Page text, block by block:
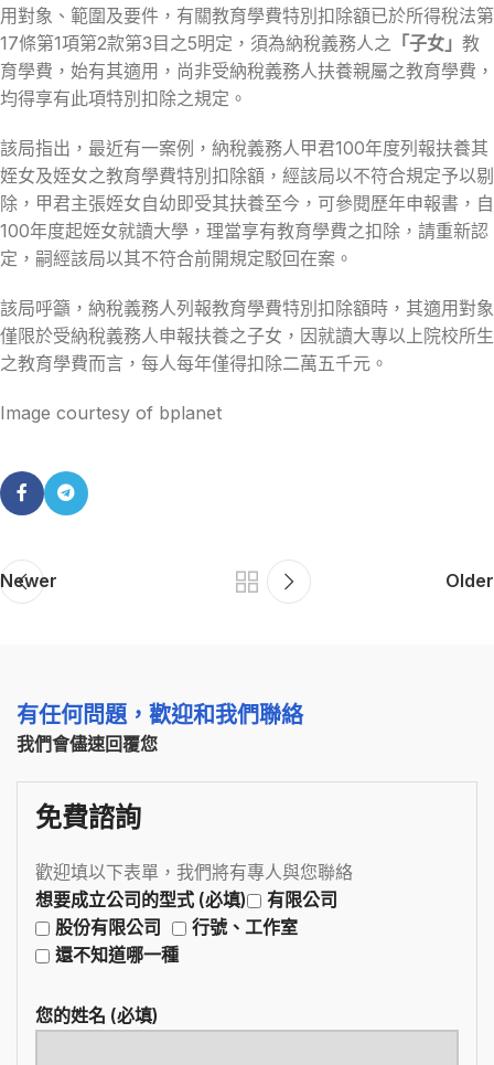
用對象、範圍及要件，有關教育學費特別扣除額已於所得稅法第
17條第1項第2款第3目之5明定，須為納稅義務人之 「子女」 教
育學費，始有其適用，尚非受納稅義務人扶養親屬之教育學費，
均得享有此項特別扣除之規定。
該局指出，最近有一案例，納稅義務人甲君100年度列報扶養其
姪女及姪女之教育學費特別扣除額，經該局以不符合規定予以剔
除，甲君主張姪女自幼即受其扶養至今，可參閱歷年申報書，自
100年度起姪女就讀大學，理當享有教育學費之扣除，請重新認
定，嗣經該局以其不符合前開規定駁回在案。
該局呼籲，納稅義務人列報教育學費特別扣除額時，其適用對象
僅限於受納稅義務人申報扶養之子女，因就讀大專以上院校所生
之教育學費而言，每人每年僅得扣除二萬五千元。
Image courtesy of bplanet
Newer Older
有任何問題，歡迎和我們聯絡
我們會儘速回覆您
免費諮詢
歡迎填以下表單，我們將有專人與您聯絡
想要成立公司的型式 (必填)
有限公司
股份有限公司
行號、工作室
還不知道哪一種
您的姓名 (必填)